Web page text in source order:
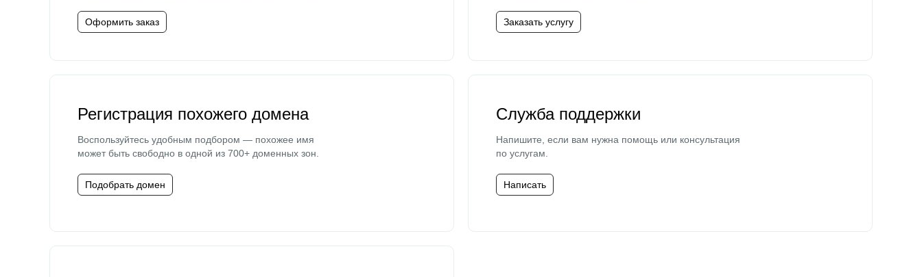
Оформить заказ Заказать услугу
Регистрация похожего домена
Воспользуйтесь удобным подбором — похожее имя
может быть свободно в одной из 700+ доменных зон.
Подобрать домен
Служба поддержки
Напишите, если вам нужна помощь или консультация
по услугам.
Написать